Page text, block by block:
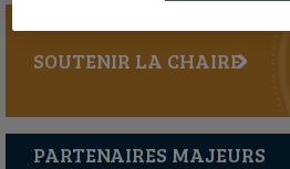
SOUTENIR LA CHAIRE
PARTENAIRES MAJEURS